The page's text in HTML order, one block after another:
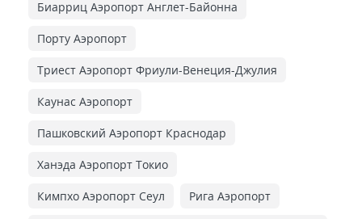
Биарриц Аэропорт Англет-Байонна
Порту Аэропорт
Триест Аэропорт Фриули-Венеция-Джулия
Каунас Аэропорт
Пашковский Аэропорт Краснодар
Ханэда Аэропорт Токио
Кимпхо Аэропорт Сеул Рига Аэропорт